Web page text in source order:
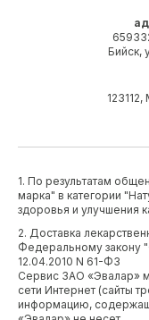
Бийск,
1. По результатам
марка" в категории
здоровья и улучшения
2. Доставка
Федеральному закону
12.04.2010 N 61-ФЗ
Сервис ЗАО «Эвалар»
сети Интернет (сайты
информацию,